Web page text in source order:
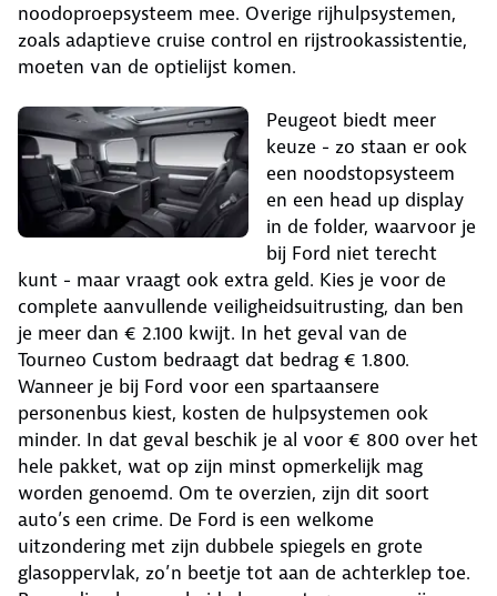
noodoproepsysteem mee. Overige rijhulpsystemen,
zoals adaptieve cruise control en rijstrookassistentie,
moeten van de optielijst komen.
Peugeot biedt meer
keuze - zo staan er ook
een noodstopsysteem
en een head up display
in de folder, waarvoor je
bij Ford niet terecht
kunt - maar vraagt ook extra geld. Kies je voor de
complete aanvullende veiligheidsuitrusting, dan ben
je meer dan € 2.100 kwijt. In het geval van de
Tourneo Custom bedraagt dat bedrag € 1.800.
Wanneer je bij Ford voor een spartaansere
personenbus kiest, kosten de hulpsystemen ook
minder. In dat geval beschik je al voor € 800 over het
hele pakket, wat op zijn minst opmerkelijk mag
worden genoemd. Om te overzien, zijn dit soort
auto’s een crime. De Ford is een welkome
uitzondering met zijn dubbele spiegels en grote
glasoppervlak, zo’n beetje tot aan de achterklep toe.